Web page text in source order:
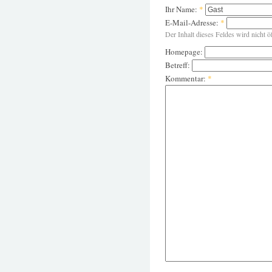
Ihr Name: *
E-Mail-Adresse: *
Der Inhalt dieses Feldes wird nicht
Homepage:
Betreff:
Kommentar: *